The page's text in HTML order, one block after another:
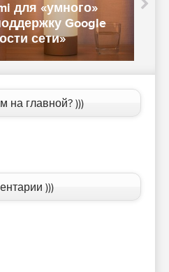
для «умного»
Google
сети»
на главной? )))
)))